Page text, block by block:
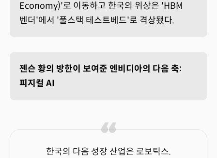
Economy)'로 이동하고 한국의 위상은 'HBM
벤더'에서 '풀스택 테스트베드'로 격상됐다.
젠슨 황의 방한이 보여준 엔비디아의 다음 축:
피지컬 AI
한국의 다음 성장 산업은 로보틱스.